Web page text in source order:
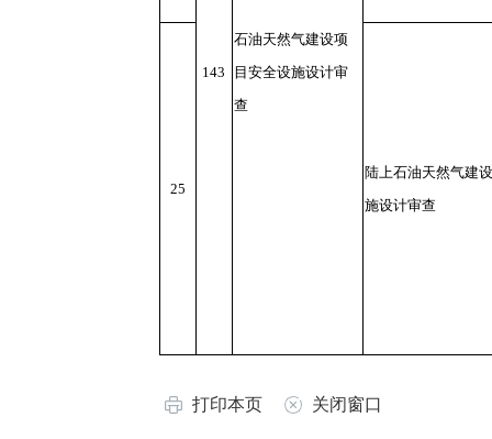
143
石油天然气建设项
目安全设施设计审
查
25
陆上石油天然气建
施设计审查
打印本页 关闭窗口